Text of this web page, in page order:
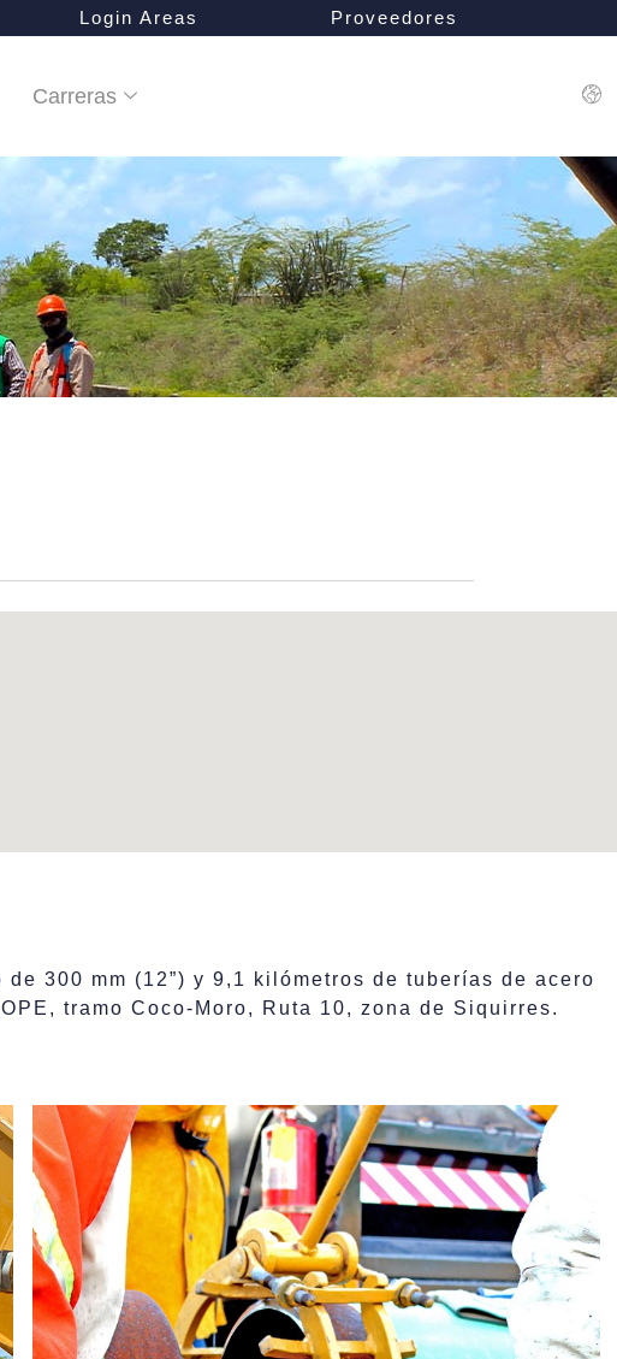
Login Areas Proveedores
Carreras
300 mm (12”) y 9,1 kilómetros de tuberías de acero
tramo Coco-Moro, Ruta 10, zona de Siquirres.